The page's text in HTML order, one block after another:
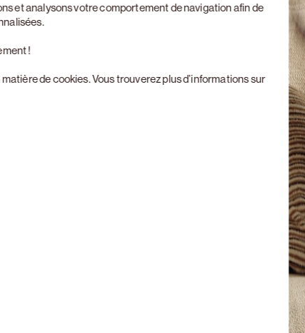
et analysons votre comportement de navigation afin de
!
de cookies. Vous trouverez plus d’informations sur